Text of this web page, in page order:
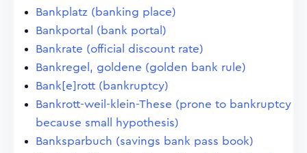
Bankplatz (banking place)
Bankportal (bank portal)
Bankrate (official discount rate)
Bankregel, goldene (golden bank rule)
Bank[e]rott (bankruptcy)
Bankrott-weil-klein-These (prone to bankruptcy
because small hypothesis)
Banksparbuch (savings bank pass book)